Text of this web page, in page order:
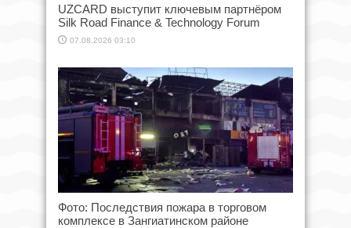
UZCARD выступит ключевым партнёром
Silk Road Finance & Technology Forum
07.08.2026 03:10
Фото: Последствия пожара в торговом
комплексе в Зангиатинском районе